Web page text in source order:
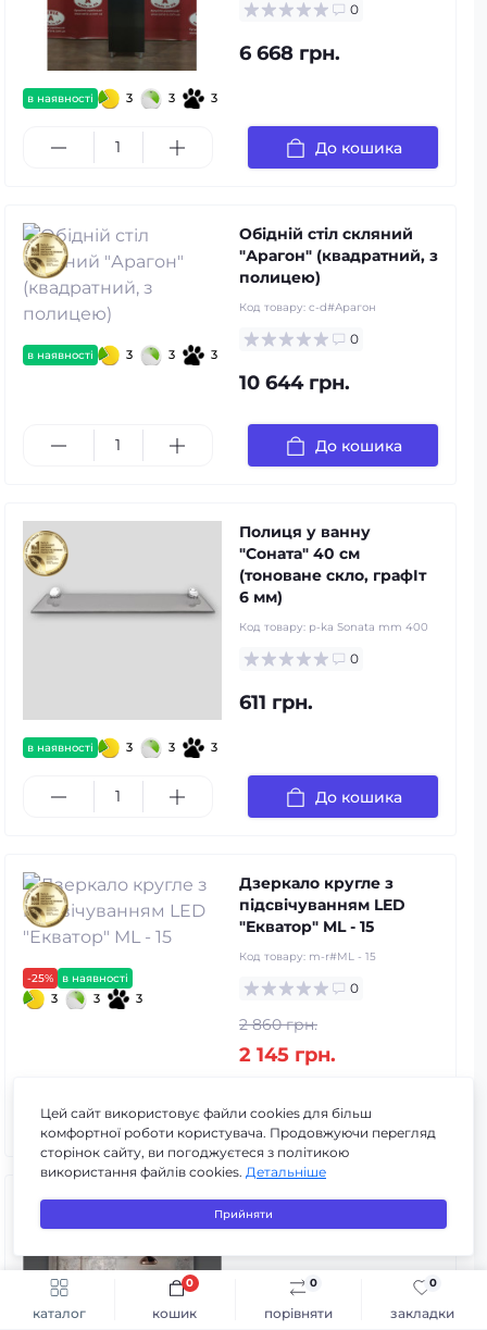
каталог порівняти
0
закладки
0
кошик
0
Швидке замовлення До кошика
в наявності 3 3 3
0
6 668 грн.
До кошика
в наявності 3 3 3
Обідній стіл скляний
"Арагон" (квадратний, з
полицею)
Код товару: c-d#Арагон
0
10 644 грн.
До кошика
в наявності 3 3 3
Полиця у ванну
"Соната" 40 см
(тоноване скло, графIт
6 мм)
Код товару: p-ka Sonata mm 400
0
611 грн.
До кошика
-25% в наявності
3 3 3
Дзеркало кругле з
підсвічуванням LED
"Екватор" ML - 15
Код товару: m-r#ML - 15
0
2 860 грн.
2 145 грн.
До кошика
Дзеркало з LED
підсвіткою зверху
Код товару: m-r#ML - 25
Цей сайт використовує файли cookies для більш
комфортної роботи користувача. Продовжуючи перегляд
сторінок сайту, ви погоджуєтеся з політикою
використання файлів cookies. Детальніше
Прийняти